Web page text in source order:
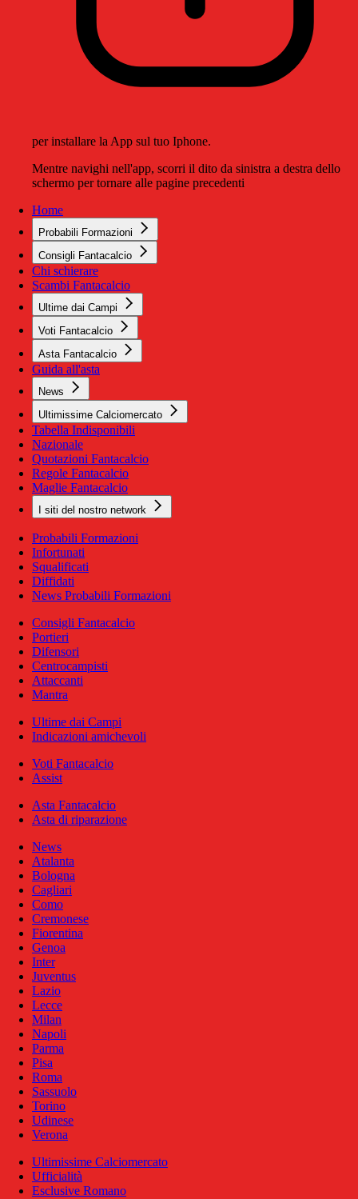
per installare la App sul tuo Iphone.
Mentre navighi nell'app, scorri il dito da sinistra a destra dello
schermo per tornare alle pagine precedenti
Home
Probabili Formazioni
Consigli Fantacalcio
Chi schierare
Scambi Fantacalcio
Ultime dai Campi
Voti Fantacalcio
Asta Fantacalcio
Guida all'asta
News
Ultimissime Calciomercato
Tabella Indisponibili
Nazionale
Quotazioni Fantacalcio
Regole Fantacalcio
Maglie Fantacalcio
I siti del nostro network
Probabili Formazioni
Infortunati
Squalificati
Diffidati
News Probabili Formazioni
Consigli Fantacalcio
Portieri
Difensori
Centrocampisti
Attaccanti
Mantra
Ultime dai Campi
Indicazioni amichevoli
Voti Fantacalcio
Assist
Asta Fantacalcio
Asta di riparazione
News
Atalanta
Bologna
Cagliari
Como
Cremonese
Fiorentina
Genoa
Inter
Juventus
Lazio
Lecce
Milan
Napoli
Parma
Pisa
Roma
Sassuolo
Torino
Udinese
Verona
Ultimissime Calciomercato
Ufficialità
Esclusive Romano